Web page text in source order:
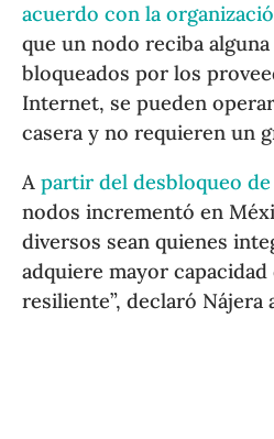
acuerdo con la
que un nodo reciba
bloqueados por los
Internet, se pueden
casera y no requieren un
Apartir del desbloqueo
nodos incrementó en
diversos sean quienes
adquiere mayor
resiliente”, declaró Nájera